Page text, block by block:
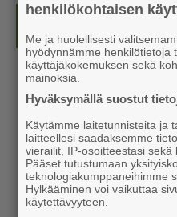
henkilökohtaisen
Me ja huolellisesti
hyödynnämme henkilötietoja
käyttäjäkokemuksen sekä
mainoksia.
Hyväksymällä suostut
Käytämme laitetunnisteita ja
laitteellesi saadaksemme
vierailit, IP-osoitteestasi sekä
Pääset tutustumaan
teknologiakumppaneihimme
Hylkääminen voi vaikuttaa
käytettävyyteen.